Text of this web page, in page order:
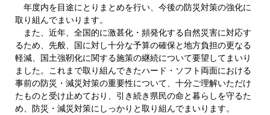
年度内を目途にとりまとめを行い、今後の防災対策の強化に
取り組んでまいります。
また、近年、全国的に激甚化・頻発化する自然災害に対応す
るため、先般、国に対し十分な予算の確保と地方負担の更なる
軽減、国土強靭化に関する施策の継続について要望してまいり
ました。これまで取り組んできたハード・ソフト両面における
事前の防災・減災対策の重要性について、十分ご理解いただけ
たものと受け止めており、引き続き県民の命と暮らしを守るた
め、防災・減災対策にしっかりと取り組んでまいります。